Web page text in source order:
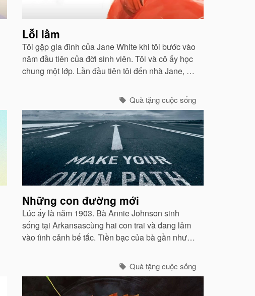
Lỗi lầm
Tôi gặp gia đình của Jane White khi tôi bước vào
năm đầu tiên của đời sinh viên. Tôi và cô ấy học
chung một lớp. Lần đầu tiên tôi đến nhà Jane, tôi
Quà tặng cuộc sống
Những con đường mới
Lúc ấy là năm 1903. Bà Annie Johnson sinh
sống tại Arkansascùng hai con trai và đang lâm
vào tình cảnh bế tắc. Tiền bạc của bà gần như
nào ngoài việc đọc và cộng những con số đơn
giản...
Quà tặng cuộc sống